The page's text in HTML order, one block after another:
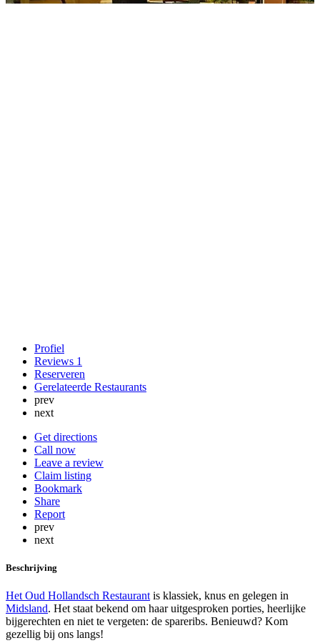
Profiel
Reviews 1
Reserveren
Gerelateerde Restaurants
prev
next
Get directions
Call now
Leave a review
Claim listing
Bookmark
Share
Report
prev
next
Beschrijving
Het Oud Hollandsch Restaurant is klassiek, knus en gelegen in
Midsland. Het staat bekend om haar uitgesproken porties, heerlijke
bijgerechten en niet te vergeten: de spareribs. Benieuwd? Kom
gezellig bij ons langs!